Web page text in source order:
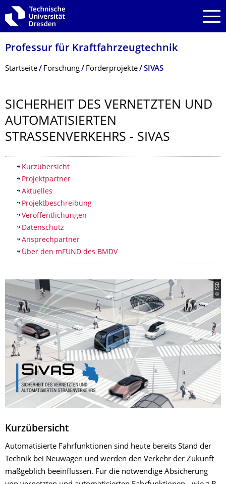
Zur Hauptnavigation springen
Zur Suche springen
Zum Inhalt springen
Professur für Kraftfahrzeugtech­nik
Breadcrumb-Menü
Startseite Forschung Förderprojekte SIVAS
SICHERHEIT DES VERNETZTEN UND
AUTOMATISIERTEN
STRASSENVERKEHRS - SIVAS
Inhaltsverzeichnis
Kurzübersicht
Projektpartner
Aktuelles
Projektbeschreibung
Veröffentlichungen
Datenschutz
Ansprechpartner
Über den mFUND des BMDV
© FSD
Kurzübersicht
Automatisierte Fahrfunktionen sind heute bereits Stand der
Technik bei Neuwagen und werden den Verkehr der Zukunft
maßgeblich beeinflussen. Für die notwendige Absicherung